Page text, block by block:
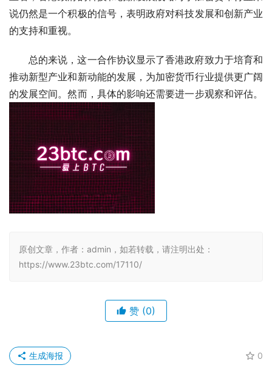
说仍然是一个积极的信号，表明政府对科技发展和创新产业
的支持和重视。
总的来说，这一合作协议显示了香港政府致力于培育和
推动新型产业和新动能的发展，为加密货币行业提供更广阔
原创文章，作者：admin，如若转载，请注明出处：
https://www.23btc.com/17110/
赞 (0)
0
生成海报